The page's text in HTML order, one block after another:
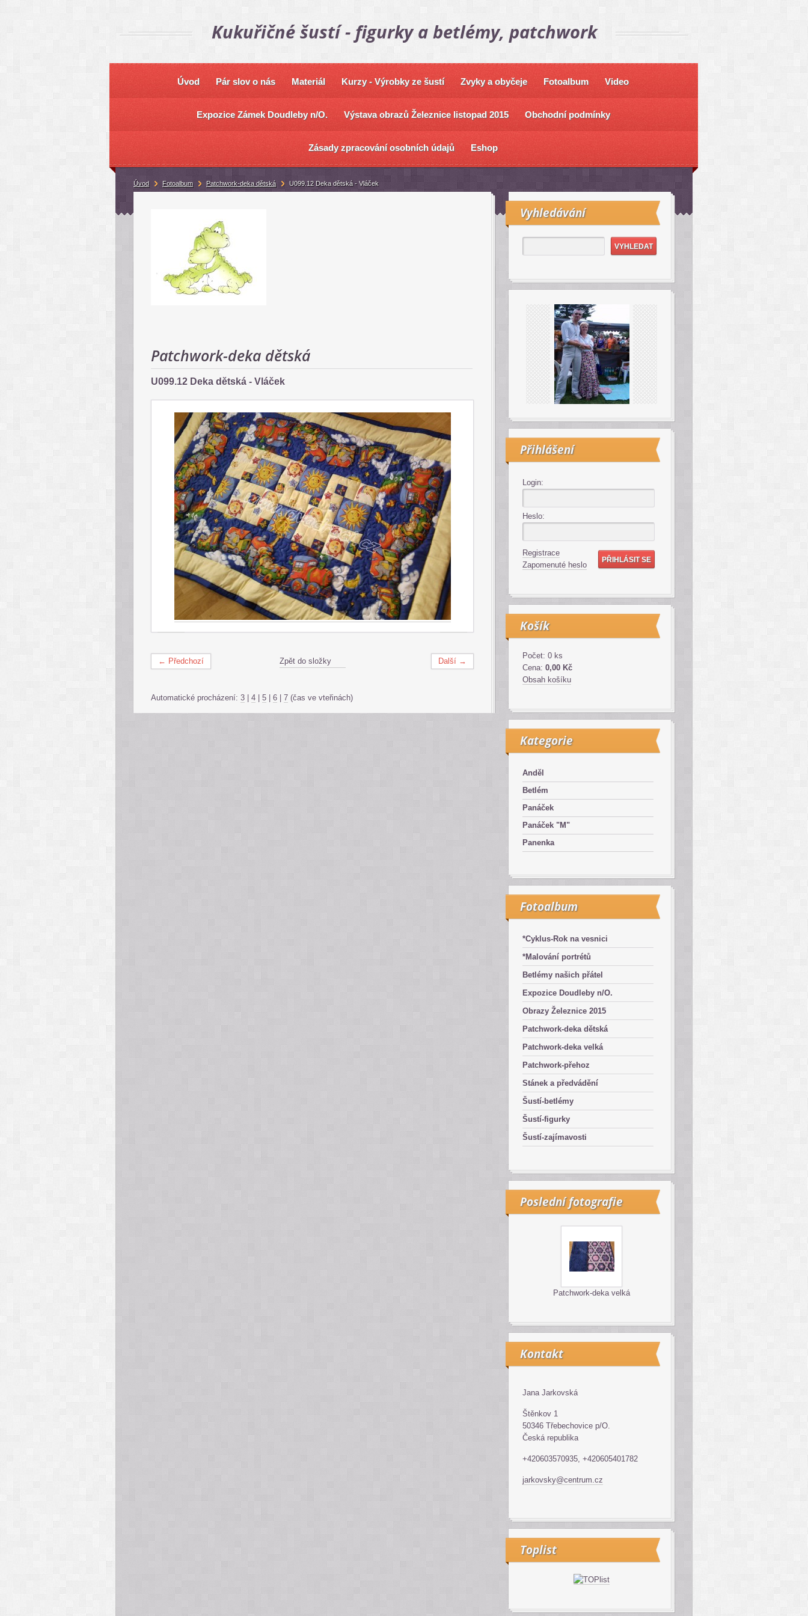
Kukuřičné šustí - figurky a betlémy, patchwork
Úvod Pár slov o nás Materiál Kurzy - Výrobky ze šustí Zvyky a obyčeje Fotoalbum Video
Expozice Zámek Doudleby n/O. Výstava obrazů Železnice listopad 2015 Obchodní podmínky
Zásady zpracování osobních údajů Eshop
Patchwork-deka dětská
U099.12 Deka dětská - Vláček
← Předchozí Další →
Zpět do složky
Automatické procházení: 3 4 5 6 7 (čas ve vteřinách)
Vyhledávání
Přihlášení
Login:
Heslo:
Registrace
Zapomenuté heslo
Košík
Počet: 0 ks
Cena: 0,00 Kč
Obsah košíku
Kategorie
Anděl
Betlém
Panáček
Panáček "M"
Panenka
Fotoalbum
*Cyklus-Rok na vesnici
*Malování portrétů
Betlémy našich přátel
Expozice Doudleby n/O.
Obrazy Železnice 2015
Patchwork-deka dětská
Patchwork-deka velká
Patchwork-přehoz
Stánek a předvádění
Šustí-betlémy
Šustí-figurky
Šustí-zajímavosti
Poslední fotografie
Patchwork-deka velká
Kontakt
Jana Jarkovská
Štěnkov 1
50346 Třebechovice p/O.
Česká republika
+420603570935, +420605401782
jarkovsky@centrum.cz
Toplist
Úvod Fotoalbum Patchwork-deka dětská U099.12 Deka dětská - Vláček